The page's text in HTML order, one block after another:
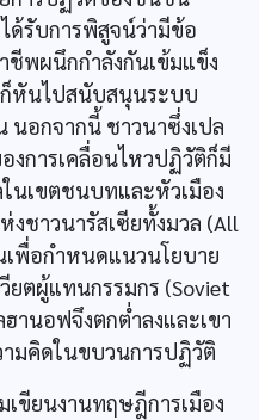
รับการพิสูจน์ว่ามีข้อ
ชีพผนึกกำลังกันเข้มแข็ง
หันไปสนับสนุนระบบ
นอกจากนี้ ชาวนาซึ่งเปล
งการเคลื่อนไหวปฏิวัติก็มี
นเขตชนบทและหัวเมือง
ชาวนารัสเซียทั้งมวล (All
เพื่อกำหนดแนวนโยบาย
ยตผู้แทนกรรมกร (Soviet
านอฟจึงตกตํ่าลงและเขา
มคิดในขบวนการปฏิวัติ
ขียนงานทฤษฎีการเมือง